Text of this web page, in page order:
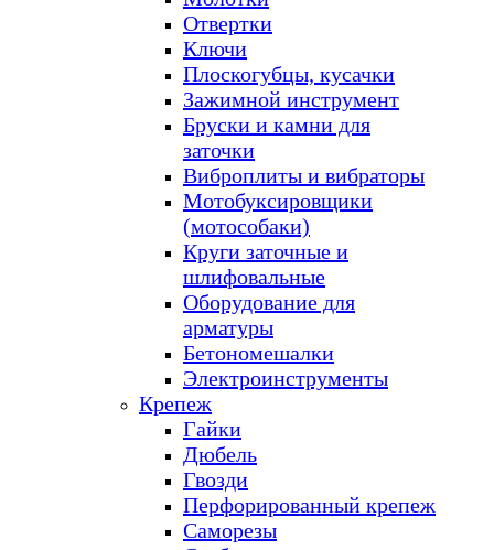
Отвертки
Ключи
Плоскогубцы, кусачки
Зажимной инструмент
Бруски и камни для
заточки
Виброплиты и вибраторы
Мотобуксировщики
(мотособаки)
Круги заточные и
шлифовальные
Оборудование для
арматуры
Бетономешалки
Электроинструменты
Крепеж
Гайки
Дюбель
Гвозди
Перфорированный крепеж
Саморезы